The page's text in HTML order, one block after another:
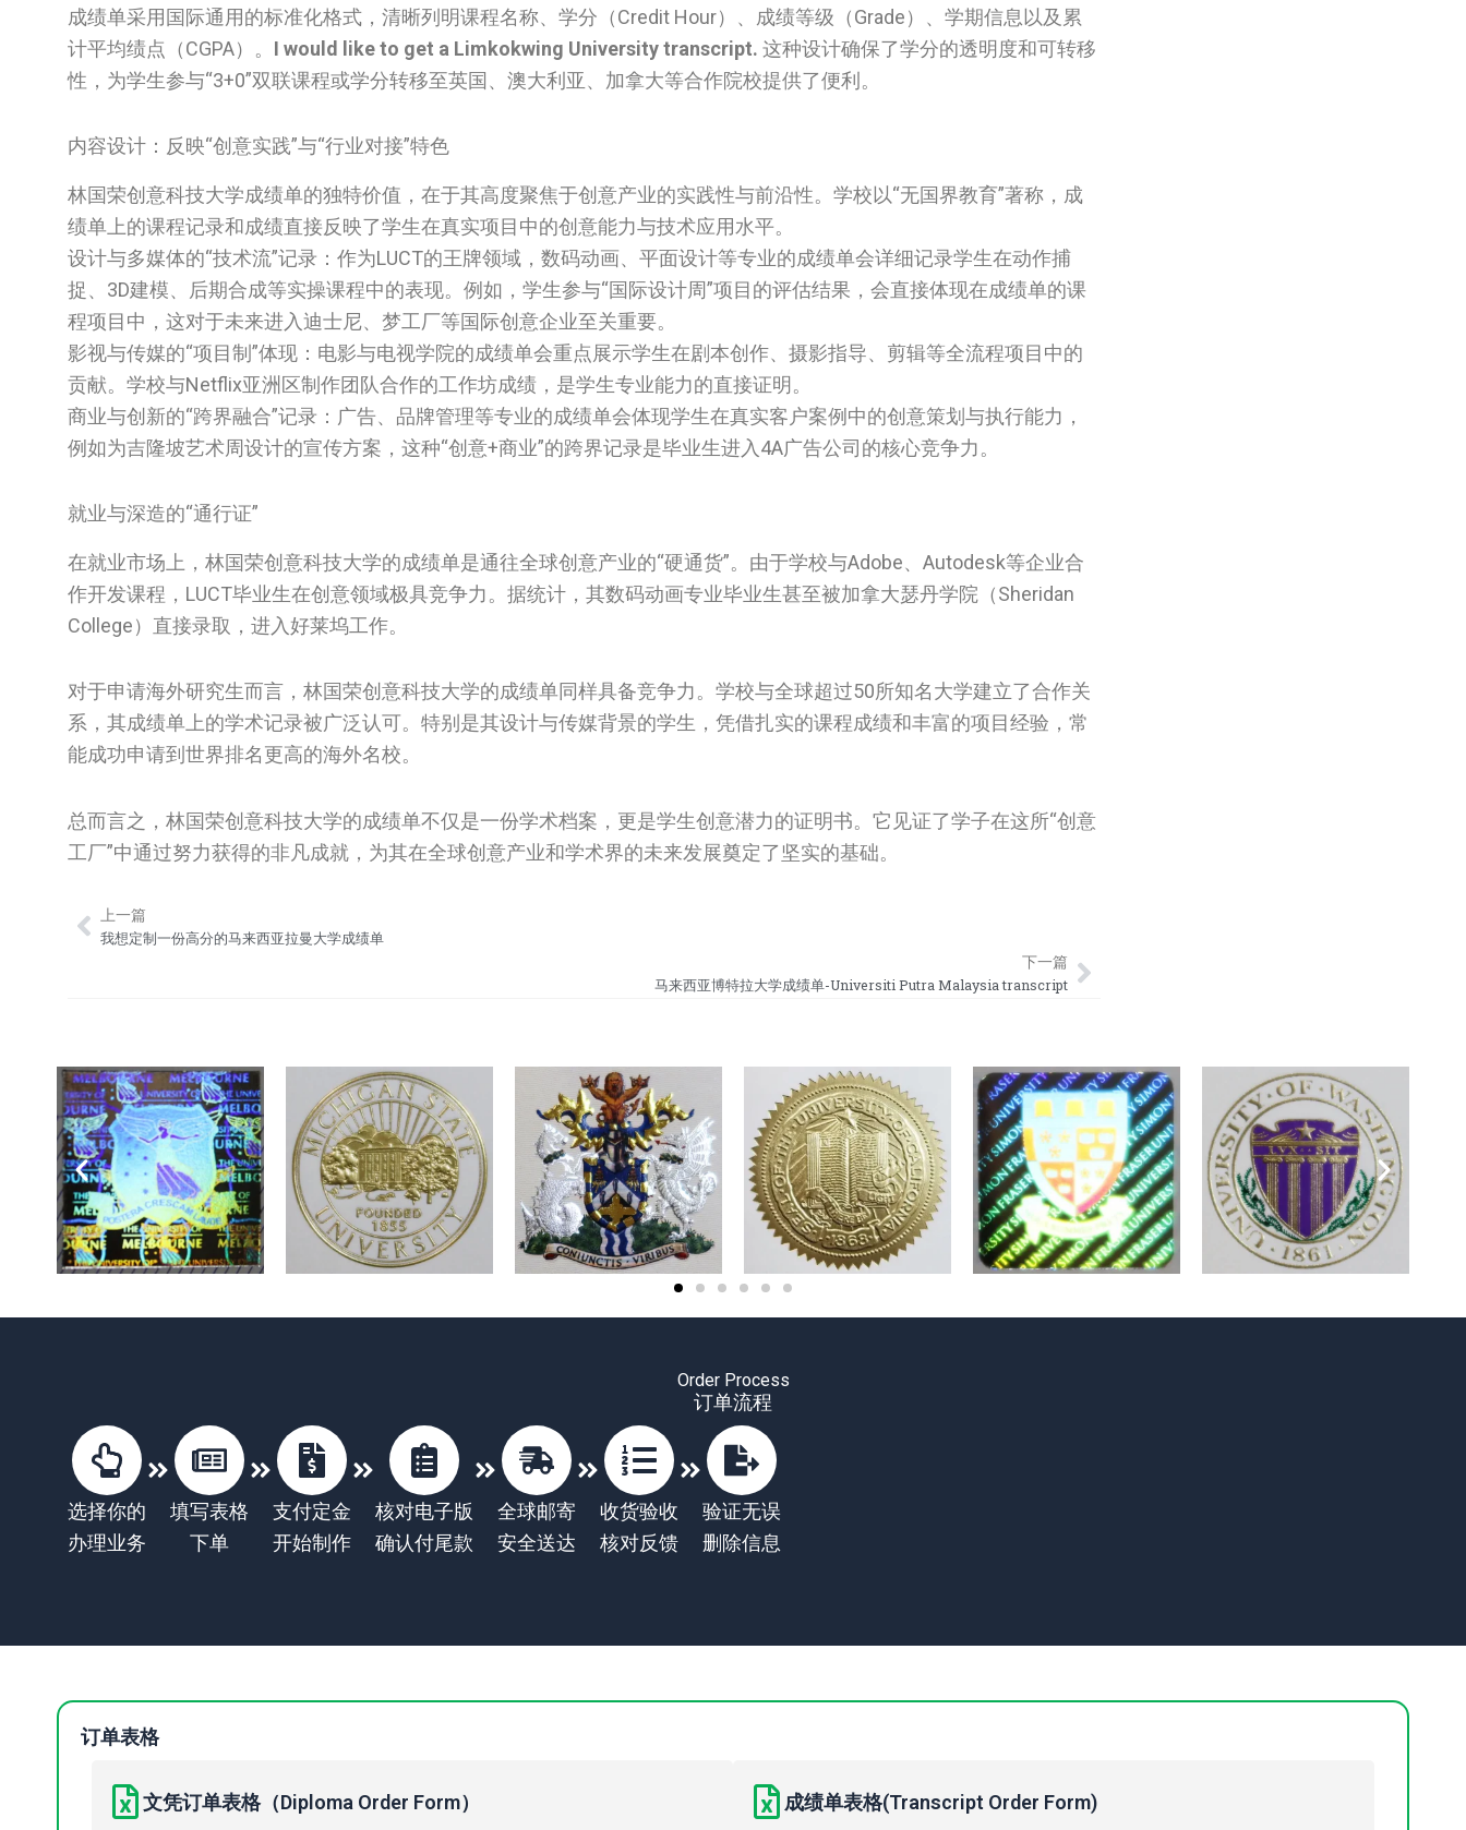
成绩单采用国际通用的标准化格式，清晰列明课程名称、学分（Credit Hour）、成绩等级（Grade）、学期信息以及累
计平均绩点（CGPA）。 I would like to get a Limkokwing University transcript. 这种设计确保了学分的透明度和可转移
性，为学生参与“3+0”双联课程或学分转移至英国、澳大利亚、加拿大等合作院校提供了便利。
内容设计：反映“创意实践”与“行业对接”特色
林国荣创意科技大学成绩单的独特价值，在于其高度聚焦于创意产业的实践性与前沿性。学校以“无国界教育”著称，成
绩单上的课程记录和成绩直接反映了学生在真实项目中的创意能力与技术应用水平。
设计与多媒体的“技术流”记录：作为LUCT的王牌领域，数码动画、平面设计等专业的成绩单会详细记录学生在动作捕
捉、3D建模、后期合成等实操课程中的表现。例如，学生参与“国际设计周”项目的评估结果，会直接体现在成绩单的课
程项目中，这对于未来进入迪士尼、梦工厂等国际创意企业至关重要。
影视与传媒的“项目制”体现：电影与电视学院的成绩单会重点展示学生在剧本创作、摄影指导、剪辑等全流程项目中的
贡献。学校与Netflix亚洲区制作团队合作的工作坊成绩，是学生专业能力的直接证明。
商业与创新的“跨界融合”记录：广告、品牌管理等专业的成绩单会体现学生在真实客户案例中的创意策划与执行能力，
例如为吉隆坡艺术周设计的宣传方案，这种“创意+商业”的跨界记录是毕业生进入4A广告公司的核心竞争力。
就业与深造的“通行证”
在就业市场上，林国荣创意科技大学的成绩单是通往全球创意产业的“硬通货”。由于学校与Adobe、Autodesk等企业合
作开发课程，LUCT毕业生在创意领域极具竞争力。据统计，其数码动画专业毕业生甚至被加拿大瑟丹学院（Sheridan
College）直接录取，进入好莱坞工作。
对于申请海外研究生而言，林国荣创意科技大学的成绩单同样具备竞争力。学校与全球超过50所知名大学建立了合作关
系，其成绩单上的学术记录被广泛认可。特别是其设计与传媒背景的学生，凭借扎实的课程成绩和丰富的项目经验，常
能成功申请到世界排名更高的海外名校。
总而言之，林国荣创意科技大学的成绩单不仅是一份学术档案，更是学生创意潜力的证明书。它见证了学子在这所“创意
工厂”中通过努力获得的非凡成就，为其在全球创意产业和学术界的未来发展奠定了坚实的基础。
Prev
上一篇
我想定制一份高分的马来西亚拉曼大学成绩单
下一篇
马来西亚博特拉大学成绩单-Universiti Putra Malaysia transcript
Order Process
订单流程
选择你的
办理业务
填写表格
下单
支付定金
开始制作
核对电子版
确认付尾款
全球邮寄
安全送达
收货验收
核对反馈
验证无误
删除信息
订单表格
文凭订单表格（Diploma Order Form） 成绩单表格(Transcript Order Form)